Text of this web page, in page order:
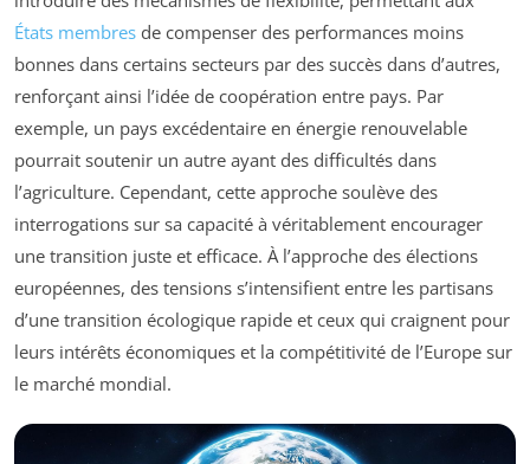
États membres de compenser des performances moins
bonnes dans certains secteurs par des succès dans d’autres,
renforçant ainsi l’idée de coopération entre pays. Par
exemple, un pays excédentaire en énergie renouvelable
pourrait soutenir un autre ayant des difficultés dans
l’agriculture. Cependant, cette approche soulève des
interrogations sur sa capacité à véritablement encourager
une transition juste et efficace. À l’approche des élections
européennes, des tensions s’intensifient entre les partisans
d’une transition écologique rapide et ceux qui craignent pour
leurs intérêts économiques et la compétitivité de l’Europe sur
le marché mondial.